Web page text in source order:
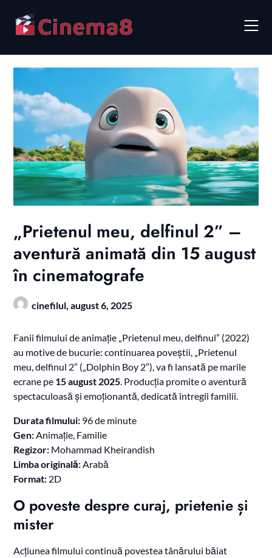
content
„Prietenul meu, delfinul 2” –
aventură animată din 15 august
în cinematografe
cinefilul,august 6, 2025
Fanii filmului de animație „Prietenul meu, delfinul” (2022)
au motive de bucurie: continuarea poveștii, „Prietenul
meu, delfinul 2” („Dolphin Boy 2”), va fi lansată pe marile
ecrane pe 15 august 2025 . Producția promite o aventură
spectaculoasă și emoționantă, dedicată întregii familii.
Durata filmului: 96 de minute
Gen: Animație, Familie
Regizor: Mohammad Kheirandish
Limba originală: Arabă
Format: 2D
O poveste despre curaj, prietenie și
mister
Acțiunea filmului continuă povestea tânărului băiat